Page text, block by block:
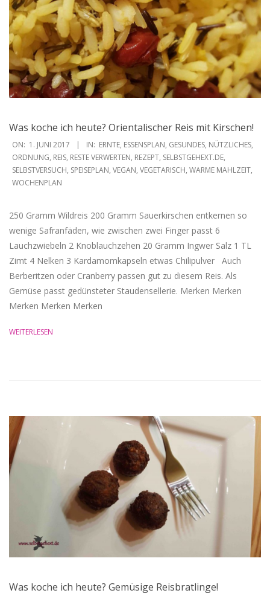
Was koche ich heute? Orientalischer Reis mit Kirschen!
2017-
06-
01
ON: 1. JUNI 2017 IN: ERNTE, ESSENSPLAN, GESUNDES, NÜTZLICHES,
ORDNUNG, REIS, RESTE VERWERTEN, REZEPT, SELBSTGEHEXT.DE,
SELBSTVERSUCH, SPEISEPLAN, VEGAN, VEGETARISCH, WARME MAHLZEIT,
WOCHENPLAN
250 Gramm Wildreis 200 Gramm Sauerkirschen entkernen so
wenige Safranfäden, wie zwischen zwei Finger passt 6
Lauchzwiebeln 2 Knoblauchzehen 20 Gramm Ingwer Salz 1 TL
Zimt 4 Nelken 3 Kardamomkapseln etwas Chilipulver Auch
Berberitzen oder Cranberry passen gut zu diesem Reis. Als
Gemüse passt gedünsteter Staudensellerie. Merken Merken
Merken Merken Merken
WEITERLESEN
Was koche ich heute? Gemüsige Reisbratlinge!